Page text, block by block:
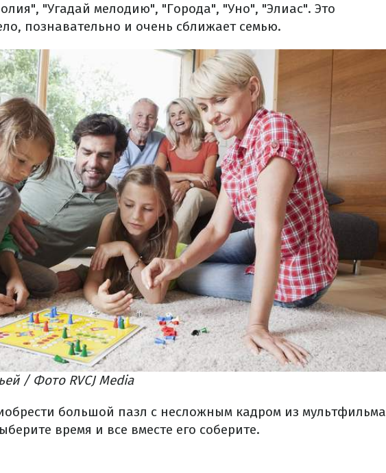
"Угадай мелодию", "Города", "Уно", "Элиас". Это
познавательно и очень сближает семью.
/ Фото RVCJ Media​
большой пазл с несложным кадром из мультфильма
время и все вместе его соберите.